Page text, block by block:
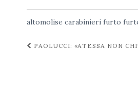
altomolise carabinieri furto
Navigazione
PAOLUCCI: «ATESSA NON